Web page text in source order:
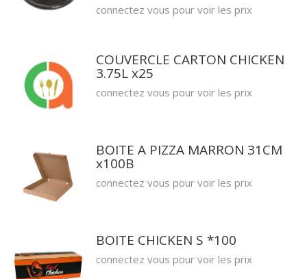
connectez vous pour voir les prix
COUVERCLE CARTON CHICKEN
3.75L x25
connectez vous pour voir les prix
BOITE A PIZZA MARRON 31CM
x100B
connectez vous pour voir les prix
BOITE CHICKEN S *100
connectez vous pour voir les prix